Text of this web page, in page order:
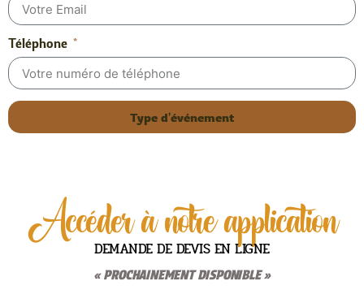
Téléphone
Type d'événement
Accéder à notre application
DEMANDE DE DEVIS EN LIGNE
« PROCHAINEMENT DISPONIBLE »